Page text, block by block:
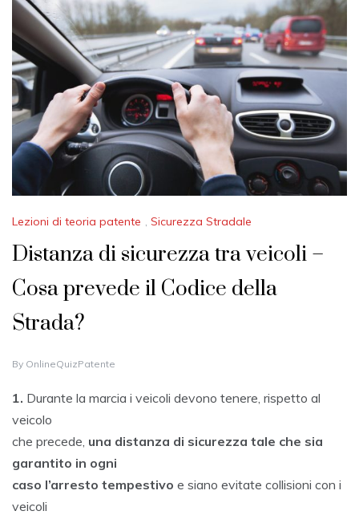
Lezioni di teoria patente , Sicurezza Stradale
Distanza di sicurezza tra veicoli –
Cosa prevede il Codice della
Strada?
2
D
E
C
M
B
R
2
By OnlineQuizPatente
1. Durante la marcia i veicoli devono tenere, rispetto al
veicolo
che precede, una distanza di sicurezza tale che sia
garantito in ogni
caso l’arresto tempestivo e siano evitate collisioni con i
veicoli